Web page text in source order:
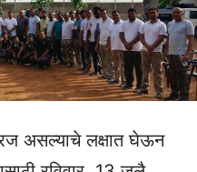
असल्याचे लक्षात घेऊन